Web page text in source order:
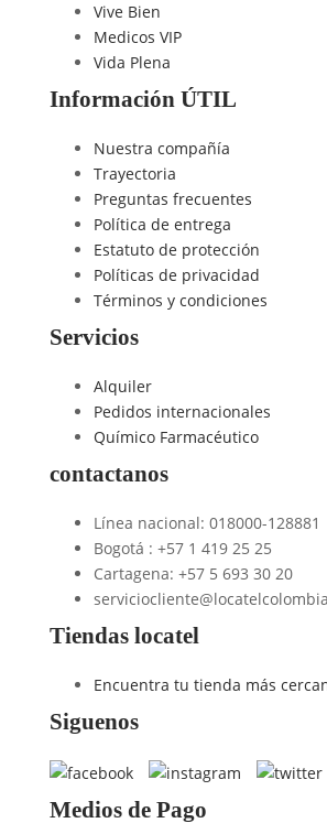
Vive Bien
Medicos VIP
Vida Plena
Información ÚTIL
Nuestra compañía
Trayectoria
Preguntas frecuentes
Política de entrega
Estatuto de protección
Políticas de privacidad
Términos y condiciones
Servicios
Alquiler
Pedidos internacionales
Químico Farmacéutico
contactanos
Línea nacional: 018000-128881
Bogotá : +57 1 419 25 25
Cartagena: +57 5 693 30 20
Tiendas locatel
Encuentra tu tienda más
Siguenos
Medios de Pago